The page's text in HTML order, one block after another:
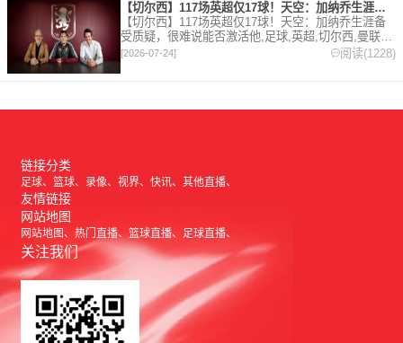
【切尔西】117场英超仅17球！天空：加纳乔生涯备受质疑，很
【切尔西】117场英超仅17球！天空：加纳乔生涯备
受质疑，很难说能否激活他,足球,英超,切尔西,曼联,
阿斯顿维拉。欢迎收藏本站，24小时为你更新最新的
足球，篮球体育资讯。
[2026-07-24] 阅读(1228)
链接分类
足球 篮球 录像 视界 快讯 其他直播
友情链接
网站地图
网站地图 热门直播 篮球直播 足球直播
关注我们